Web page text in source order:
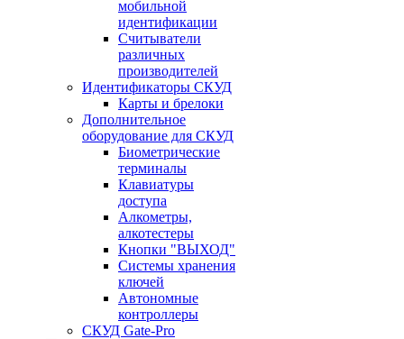
мобильной
идентификации
Считыватели
различных
производителей
Идентификаторы СКУД
Карты и брелоки
Дополнительное
оборудование для СКУД
Биометрические
терминалы
Клавиатуры
доступа
Алкометры,
алкотестеры
Кнопки "ВЫХОД"
Системы хранения
ключей
Автономные
контроллеры
СКУД Gate-Pro